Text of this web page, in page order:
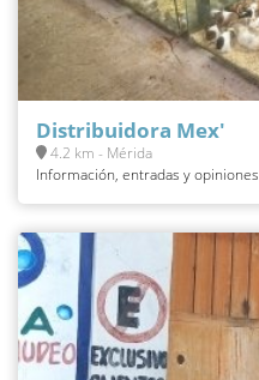
Distribuidora Mex'
4.2 km - Mérida
Información, entradas y opiniones